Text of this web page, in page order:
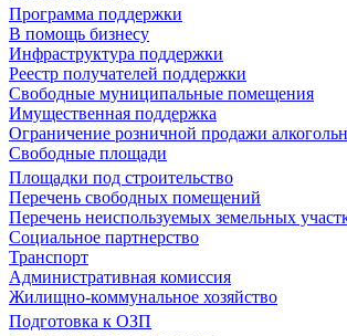
Программа поддержки
В помощь бизнесу
Инфраструктура поддержки
Реестр получателей поддержки
Свободные муниципальные помещения
Имущественная поддержка
Ограничение розничной продажи
Свободные площади
Площадки под строительство
Перечень свободных помещений
Перечень неиспользуемых земельных
Социальное партнерство
Транспорт
Административная комиссия
Жилищно-коммунальное хозяйство
Подготовка к ОЗП